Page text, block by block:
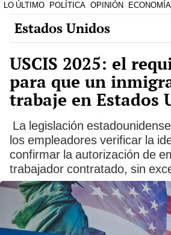
LO ÚLTIMO POLÍTICA OPINIÓN ECONOMÍA
Estados Unidos
USCIS 2025: el
para que un
trabaje en Estados
La legislación
los empleadores verificar la
confirmar la autorización de
trabajador contratado, sin